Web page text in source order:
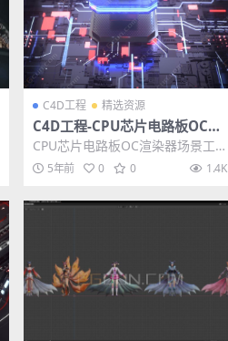
C4D工程 精选资源
C4D工程-CPU芯片电路板OC渲
染器场景工程文件CG村网
CPU芯片电路板OC渲染器场景工
程文件，科技芯片智能AI电路板M
CU模块。该工程...
5年前 0 0 1.4K